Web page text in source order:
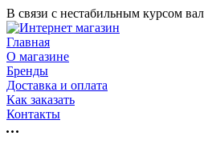
В связи с нестабильным курсом
Главная
О магазине
Бренды
Доставка и оплата
Как заказать
Контакты